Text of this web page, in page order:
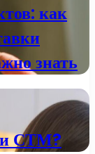
как
знать
и СТМ?